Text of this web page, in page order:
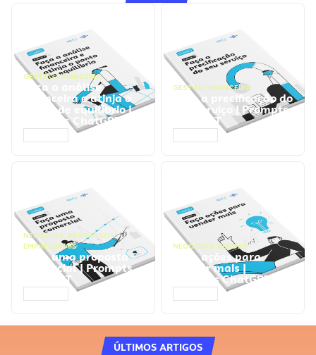
GESTÃO FINANCEIRA
Faça a análise
financeira e atinja o
ponto de equilíbrio |
Prompts ChatGPT
GESTÃO FINANCEIRA
Faça a precificação do
seu serviço | Prompts
ChatGPT
NEGÓCIOS, PROCESSOS
EMPRESARIAIS
Faça uma proposta
comercial | Prompts
ChatGPT
NEGÓCIOS, VENDAS
Faça ações para
vender mais |
Prompts ChatGPT
ÚLTIMOS ARTIGOS